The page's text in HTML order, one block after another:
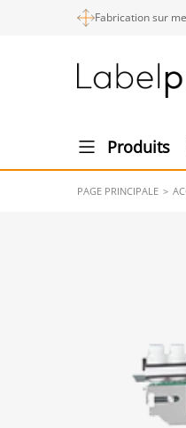
Fabrication sur
Produits
PAGE PRINCIPALE